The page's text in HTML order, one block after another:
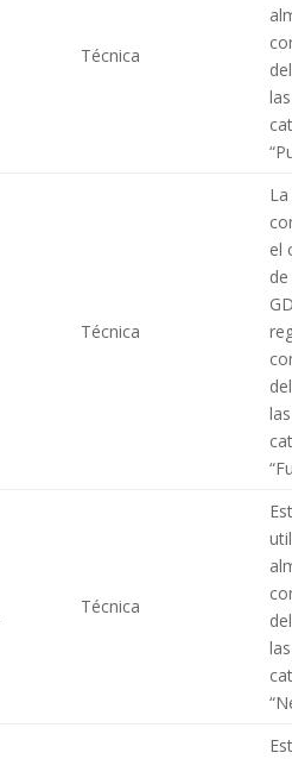
Técnica
Técnica
el
Técnica